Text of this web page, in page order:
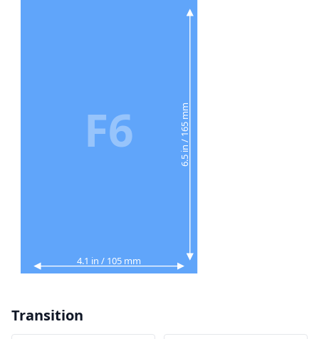
4.1 in / 105 mm
6.5 in / 165 mm
F6
Transition